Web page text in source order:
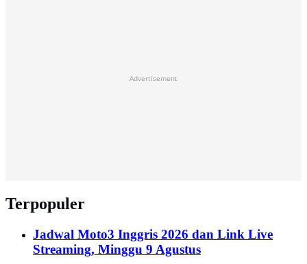
Advertisement
Terpopuler
Jadwal Moto3 Inggris 2026 dan Link Live
Streaming, Minggu 9 Agustus